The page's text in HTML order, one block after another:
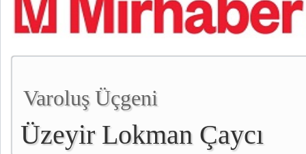
Varoluş Üçgeni
Üzeyir Lokman Çaycı